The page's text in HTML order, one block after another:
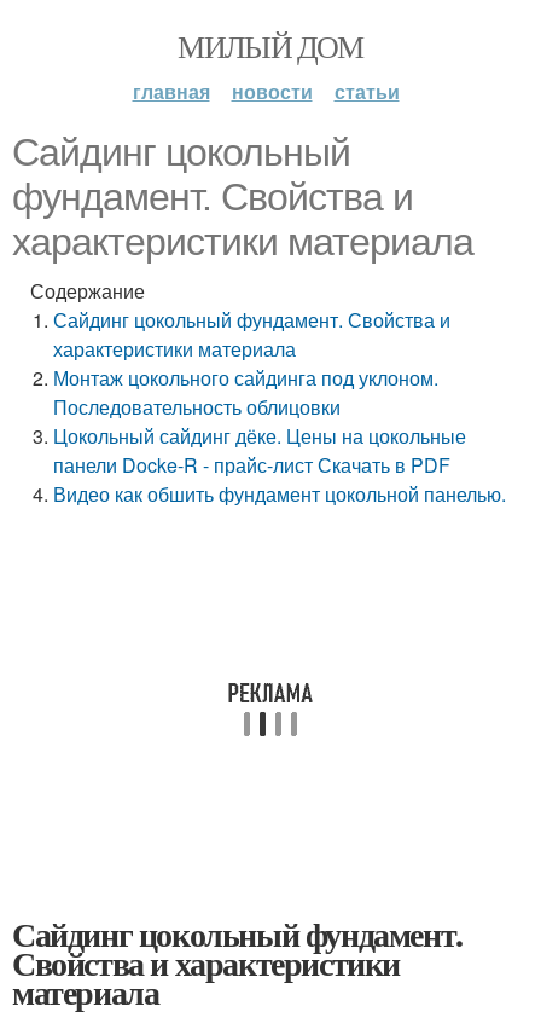
МИЛЫЙ ДОМ
главная новости статьи
Сайдинг цокольный
фундамент. Свойства и
характеристики материала
Содержание
Сайдинг цокольный фундамент. Свойства и
характеристики материала
Монтаж цокольного сайдинга под уклоном.
Последовательность облицовки
Цокольный сайдинг дёке. Цены на цокольные
панели Docke-R - прайс-лист Скачать в PDF
Видео как обшить фундамент цокольной панелью.
Сайдинг цокольный фундамент.
Свойства и характеристики
материала